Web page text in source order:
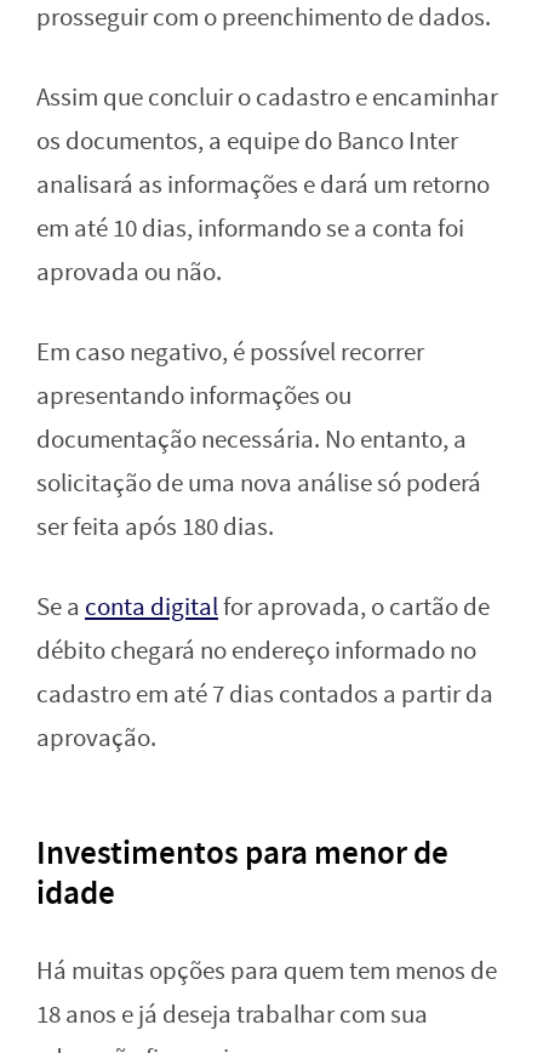
prosseguir com o preenchimento de dados.
Assim que concluir o cadastro e encaminhar
os documentos, a equipe do Banco Inter
analisará as informações e dará um retorno
em até 10 dias, informando se a conta foi
aprovada ou não.
Em caso negativo, é possível recorrer
apresentando informações ou
documentação necessária. No entanto, a
solicitação de uma nova análise só poderá
ser feita após 180 dias.
Se a conta digitalfor aprovada, o cartão de
débito chegará no endereço informado no
cadastro em até 7 dias contados a partir da
aprovação.
Investimentos para menor de
idade
Há muitas opções para quem tem menos de
18 anos e já deseja trabalhar com sua